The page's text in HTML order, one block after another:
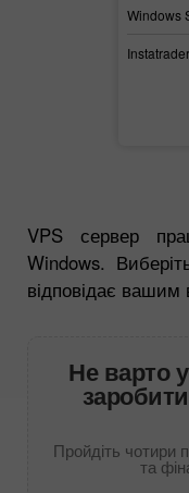
Windows
VPS сервер
Windows.
відповідає вашим
Не варто
Пройдіть чотири
та